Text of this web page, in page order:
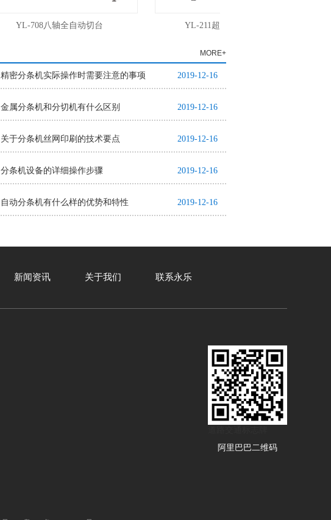
YL-708八轴全自动切台 YL-211超透明分条机设备
MORE+
精密分条机实际操作时需要注意的事项 2019-12-16
金属分条机和分切机有什么区别 2019-12-16
关于分条机丝网印刷的技术要点 2019-12-16
分条机设备的详细操作步骤 2019-12-16
自动分条机有什么样的优势和特性 2019-12-16
新闻资讯 关于我们 联系永乐
阿里巴巴二维码